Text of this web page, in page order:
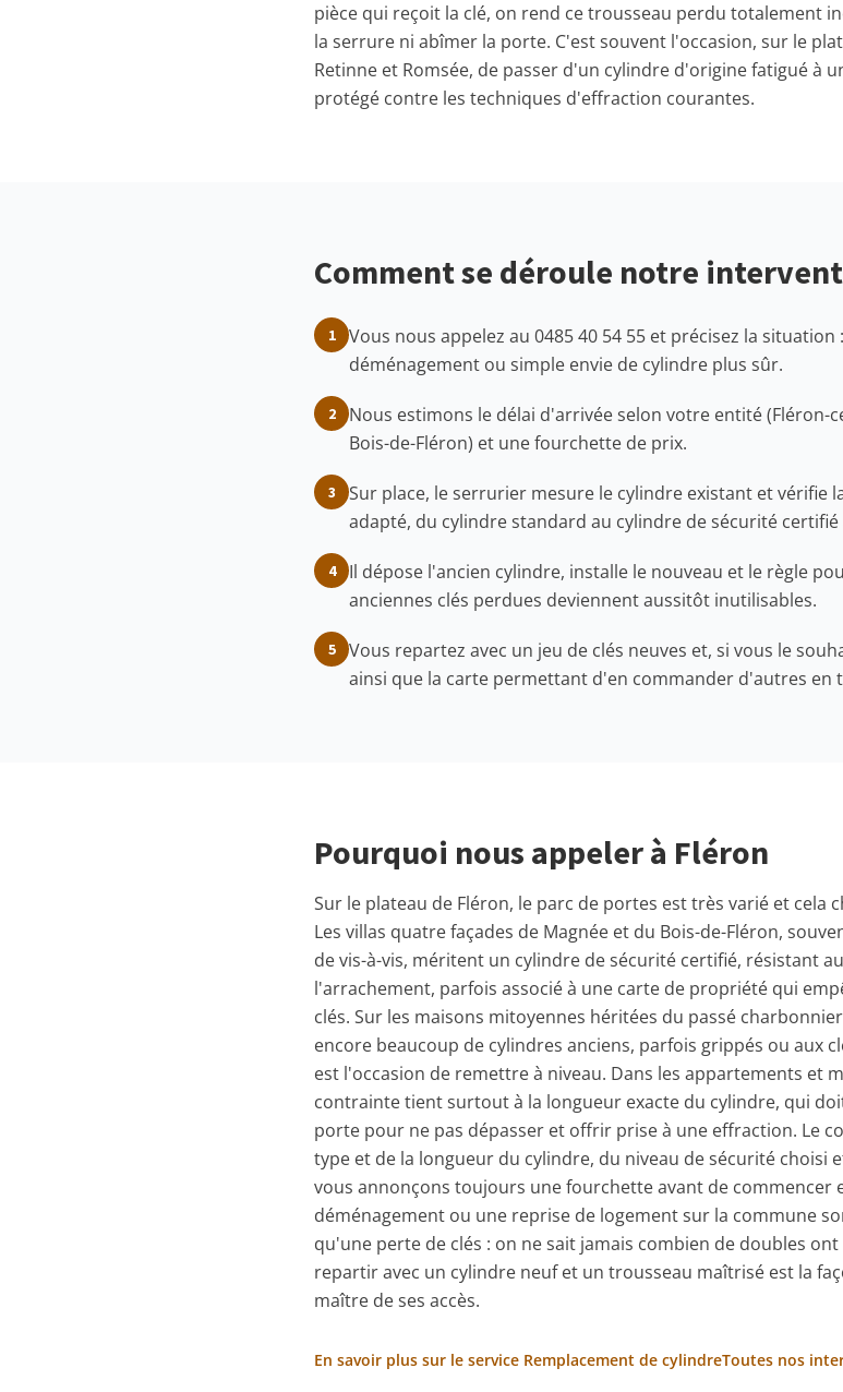
pièce qui reçoit la clé, on rend ce trousseau perdu totalement
la serrure ni abîmer la porte. C'est souvent l'occasion, sur le
Retinne et Romsée, de passer d'un cylindre d'origine fatigué à
protégé contre les techniques d'effraction courantes.
Comment se déroule notre
1
Vous nous appelez au 0485 40 54 55 et précisez la situation
déménagement ou simple envie de cylindre plus sûr.
2
Nous estimons le délai d'arrivée selon votre entité (Fléron-
Bois-de-Fléron) et une fourchette de prix.
3
Sur place, le serrurier mesure le cylindre existant et vérifie
adapté, du cylindre standard au cylindre de sécurité
4
Il dépose l'ancien cylindre, installe le nouveau et le règle
anciennes clés perdues deviennent aussitôt inutilisables.
5
Vous repartez avec un jeu de clés neuves et, si vous le
ainsi que la carte permettant d'en commander d'autres en
Pourquoi nous appeler à Fléron
Sur le plateau de Fléron, le parc de portes est très varié et cela
Les villas quatre façades de Magnée et du Bois-de-Fléron,
de vis-à-vis, méritent un cylindre de sécurité certifié, résistant
l'arrachement, parfois associé à une carte de propriété qui
clés. Sur les maisons mitoyennes héritées du passé
encore beaucoup de cylindres anciens, parfois grippés ou aux
est l'occasion de remettre à niveau. Dans les appartements et
contrainte tient surtout à la longueur exacte du cylindre, qui
porte pour ne pas dépasser et offrir prise à une effraction. Le
type et de la longueur du cylindre, du niveau de sécurité choisi
vous annonçons toujours une fourchette avant de commencer
déménagement ou une reprise de logement sur la commune
qu'une perte de clés : on ne sait jamais combien de doubles
repartir avec un cylindre neuf et un trousseau maîtrisé est la
maître de ses accès.
En savoir plus sur le service Remplacement de cylindreToutes nos